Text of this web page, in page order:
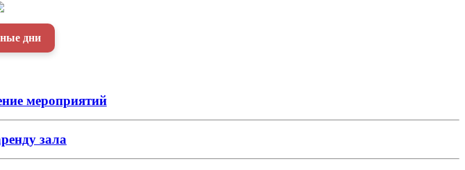
дни
мероприятий
зала